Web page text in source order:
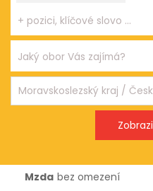
Mzda bez omezení